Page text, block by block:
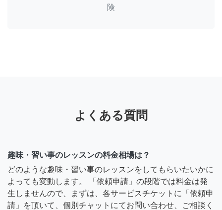
険
よくある質問
趣味・習い事のレッスンの料金相場は？
どのような趣味・習い事のレッスンをしてもらいたいかに
よっても変動します。 「依頼申請」の段階では料金は発
生しませんので、まずは、各サービスチケットに「依頼申
請」を頂いて、個別チャットにてお問い合わせ、ご相談く